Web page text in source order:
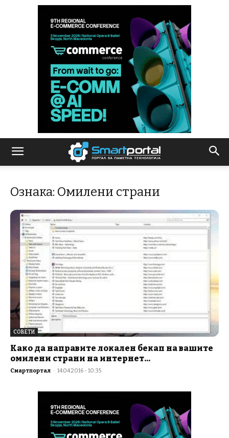
Ознака: Омилени страни
СОВЕТИ
Како да направите локален бекап на вашите
омилени страни на интернет...
Смартпортал - 14.04.2016 - 10:35